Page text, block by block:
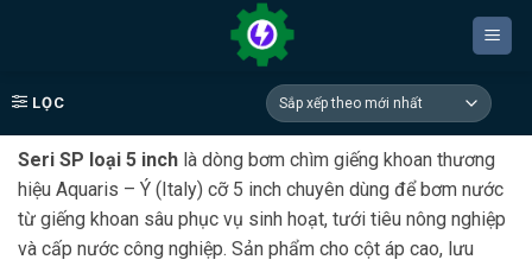
dungLỌC
Seri SP loại 5 inch là dòng bơm chìm giếng khoan thương
hiệu Aquaris – Ý (Italy) cỡ 5 inch chuyên dùng để bơm nước
từ giếng khoan sâu phục vụ sinh hoạt, tưới tiêu nông nghiệp
và cấp nước công nghiệp. Sản phẩm cho cột áp cao, lưu